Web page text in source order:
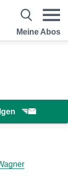
Meine Abos